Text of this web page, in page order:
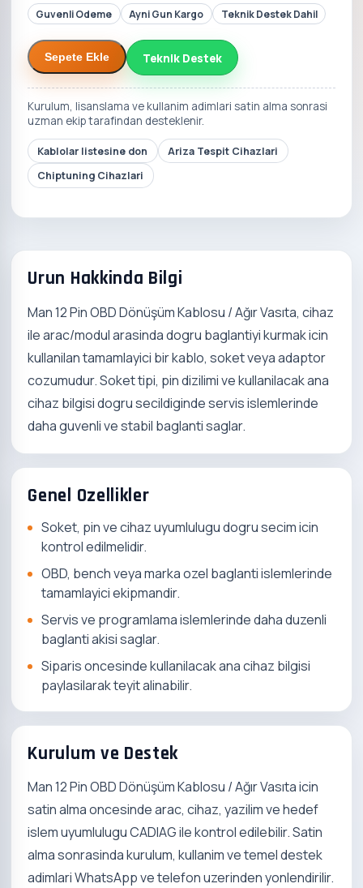
Guvenli Odeme Ayni Gun Kargo Teknik Destek Dahil
Sepete Ekle Teknik Destek
Kurulum, lisanslama ve kullanim adimlari satin alma sonrasi
uzman ekip tarafindan desteklenir.
Kablolar listesine don
Ariza Tespit Cihazlari
Chiptuning Cihazlari
Urun Hakkinda Bilgi
Man 12 Pin OBD Dönüşüm Kablosu / Ağır Vasıta, cihaz
ile arac/modul arasinda dogru baglantiyi kurmak icin
kullanilan tamamlayici bir kablo, soket veya adaptor
cozumudur. Soket tipi, pin dizilimi ve kullanilacak ana
cihaz bilgisi dogru secildiginde servis islemlerinde
daha guvenli ve stabil baglanti saglar.
Genel Ozellikler
Soket, pin ve cihaz uyumlulugu dogru secim icin
kontrol edilmelidir.
OBD, bench veya marka ozel baglanti islemlerinde
tamamlayici ekipmandir.
Servis ve programlama islemlerinde daha duzenli
baglanti akisi saglar.
Siparis oncesinde kullanilacak ana cihaz bilgisi
paylasilarak teyit alinabilir.
Kurulum ve Destek
Man 12 Pin OBD Dönüşüm Kablosu / Ağır Vasıta icin
satin alma oncesinde arac, cihaz, yazilim ve hedef
islem uyumlulugu CADIAG ile kontrol edilebilir. Satin
alma sonrasinda kurulum, kullanim ve temel destek
adimlari WhatsApp ve telefon uzerinden yonlendirilir.